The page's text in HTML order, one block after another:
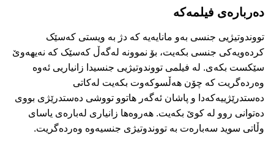
دەربارەی فیلمەکە
تووندوتیژیی جنسی بەو مانایەیە کە دژ بە ویستی کەسێک
کردەویەکی جنسی بکەیت، بۆ نموونە لەگەڵ کەسێک کە نەیهەوێ
سێکست بکەی. لە فیلمی تووندوتیژیی جنسیدا زانیاریی ئەوە
وەردەگریت کە چۆن هەڵسوکەوت بکەیت لەکاتی
دەستدرێژییەکەدا و پاشان ئەگەر هاتوو تووشی دەستدرێژی بووی
دەتوانی روو لە کوێ بکەیت. هەروەها زانیاری لەبارەی یاسای
وڵاتی سوید سەبارەت بە تووندوتیژی جنسیەوە وەردەگریت.